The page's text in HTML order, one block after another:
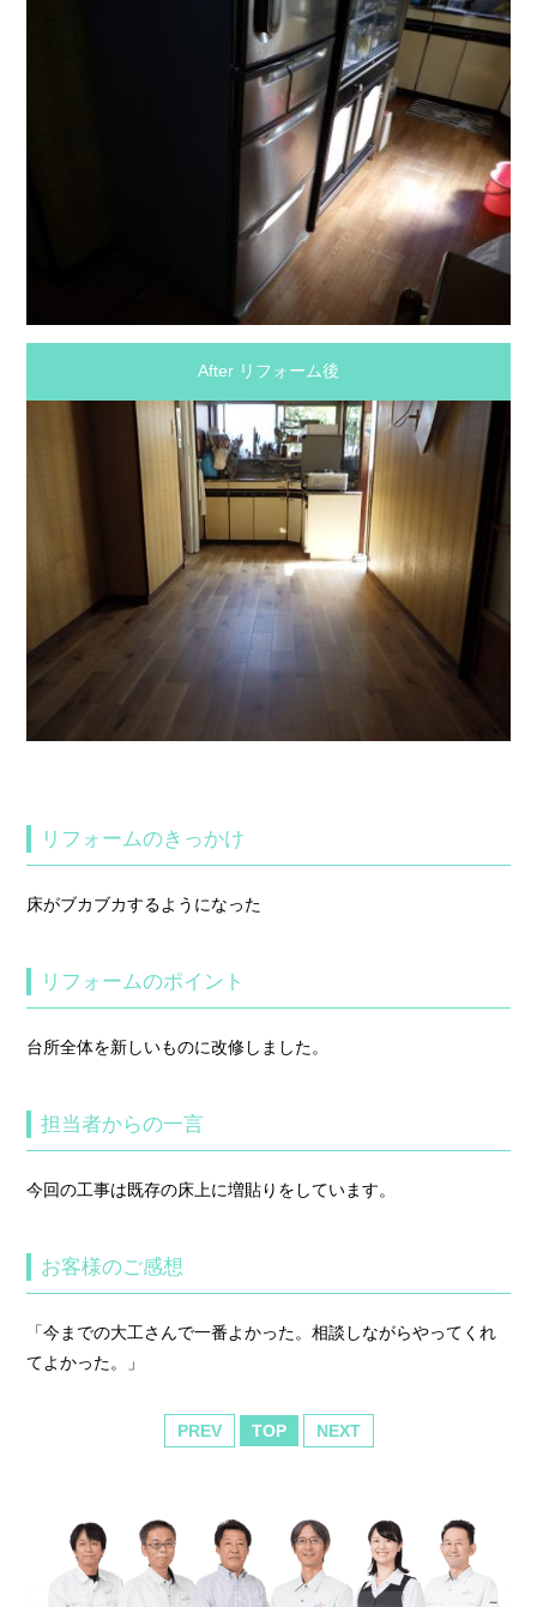
After リフォーム後
リフォームのきっかけ
床がブカブカするようになった
リフォームのポイント
台所全体を新しいものに改修しました。
担当者からの一言
今回の工事は既存の床上に増貼りをしています。
お客様のご感想
「今までの大工さんで一番よかった。相談しながらやってくれ
てよかった。」
PREV TOP NEXT